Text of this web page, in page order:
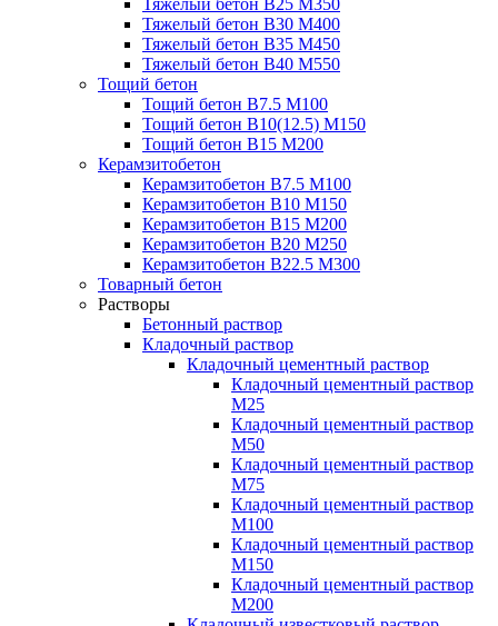
Тяжелый бетон В25 М350
Тяжелый бетон В30 М400
Тяжелый бетон В35 М450
Тяжелый бетон В40 М550
Тощий бетон
Тощий бетон В7.5 М100
Тощий бетон В10(12.5) М150
Тощий бетон В15 М200
Керамзитобетон
Керамзитобетон В7.5 М100
Керамзитобетон В10 М150
Керамзитобетон В15 М200
Керамзитобетон В20 М250
Керамзитобетон В22.5 М300
Товарный бетон
Растворы
Бетонный раствор
Кладочный раствор
Кладочный цементный раствор
Кладочный цементный раствор
М25
Кладочный цементный раствор
М50
Кладочный цементный раствор
М75
Кладочный цементный раствор
М100
Кладочный цементный раствор
М150
Кладочный цементный раствор
М200